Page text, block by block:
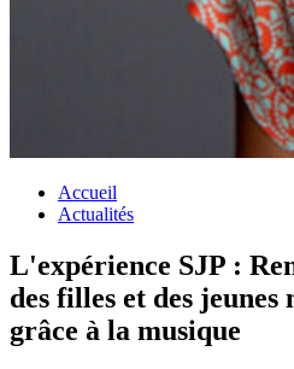
Accueil
Actualités
L'expérience SJP :
des filles et des
grâce à la musique